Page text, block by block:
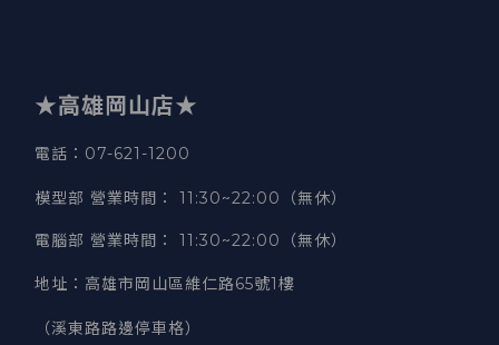
★高雄岡山店★
電話：07-621-1200
模型部 營業時間 ： 11:30~22:00（無休）
電腦部 營業時間 ： 11:30~22:00（無休）
地址 ： 高雄市岡山區維仁路65號1樓
（溪東路路邊停車格）